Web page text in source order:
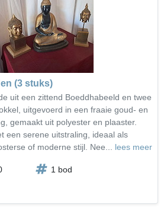
(3 stuks)
uit een zittend Boeddhabeeld en twee
uitgevoerd in een fraaie goud- en
gemaakt uit polyester en plaaster.
een serene uitstraling, ideaal als
of moderne stijl. Nee... lees meer
1 bod